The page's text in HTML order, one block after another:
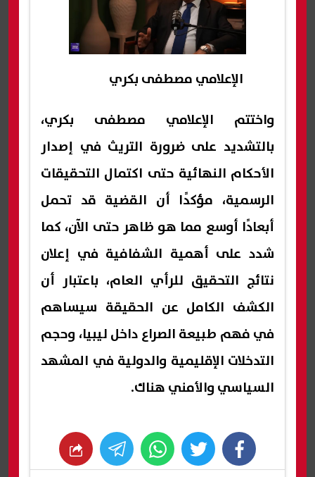
الإعلامي مصطفى بكري
واختتم الإعلامي مصطفى بكري،
بالتشديد على ضرورة التريث في إصدار
الأحكام النهائية حتى اكتمال التحقيقات
الرسمية، مؤكدًا أن القضية قد تحمل
أبعادًا أوسع مما هو ظاهر حتى الآن، كما
شدد على أهمية الشفافية في إعلان
نتائج التحقيق للرأي العام، باعتبار أن
الكشف الكامل عن الحقيقة سيساهم
في فهم طبيعة الصراع داخل ليبيا، وحجم
التدخلات الإقليمية والدولية في المشهد
السياسي والأمني هناك.
facebook
twitter
whats